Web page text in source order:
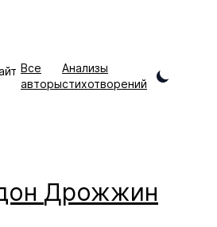
Все
авторы
Анализы
стихотворений
Дрожжин